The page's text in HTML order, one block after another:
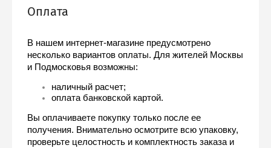
Оплата
В нашем интернет-магазине предусмотрено
несколько вариантов оплаты. Для жителей Москвы
и Подмосковья возможны:
наличный расчет;
оплата банковской картой.
Вы оплачиваете покупку только после ее
получения. Внимательно осмотрите всю упаковку,
проверьте целостность и комплектность заказа и